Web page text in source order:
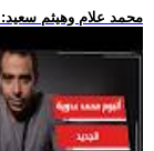
.. محمد علام وهيثم